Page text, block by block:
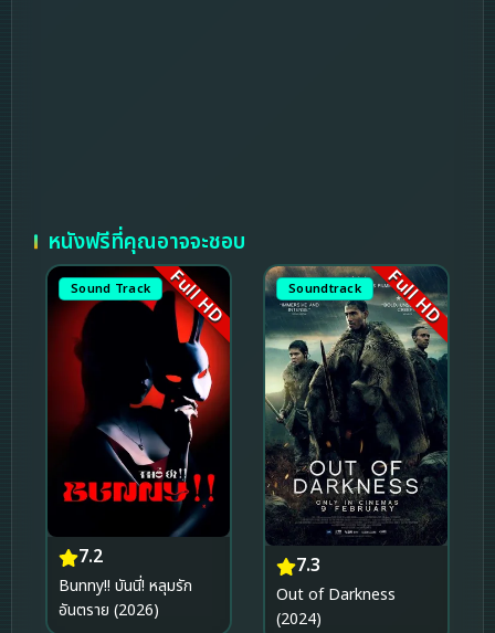
หนังฟรีที่คุณอาจจะชอบ
Sound Track Full HD
7.2
Bunny!! บันนี่! หลุมรัก
อันตราย (2026)
Soundtrack Full HD
7.3
Out of Darkness
(2024)